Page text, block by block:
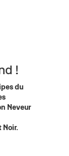
!
du
Neveur
Noir.